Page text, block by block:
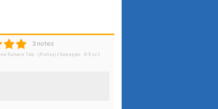
4 5 3 notes
Guitare Tab - (Police) | Sweepyto 5/ 5 sur 3